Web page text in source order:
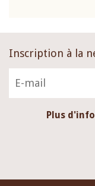
Inscription à la
Plus